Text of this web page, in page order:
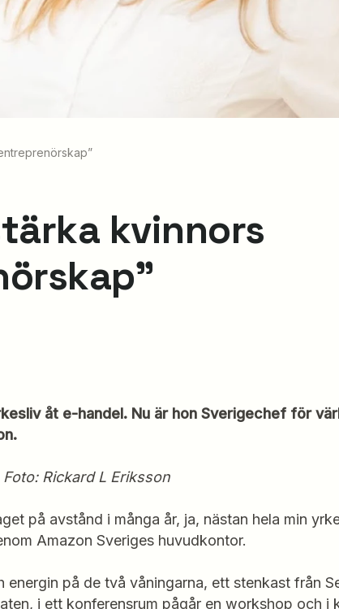
kvinnors
åt e-handel. Nu är hon Sverigechef för
Rickard L Eriksson
på avstånd i många år, ja, nästan hela min
Amazon Sveriges huvudkontor.
energin på de två våningarna, ett stenkast från
i ett konferensrum pågår en workshop och i